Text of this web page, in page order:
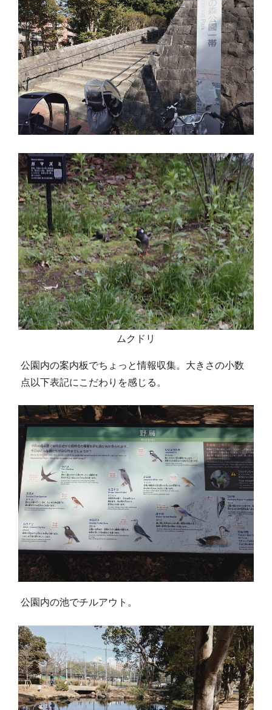
ムクドリ
公園内の案内板でちょっと情報収集。大きさの小数
点以下表記にこだわりを感じる。
公園内の池でチルアウト。